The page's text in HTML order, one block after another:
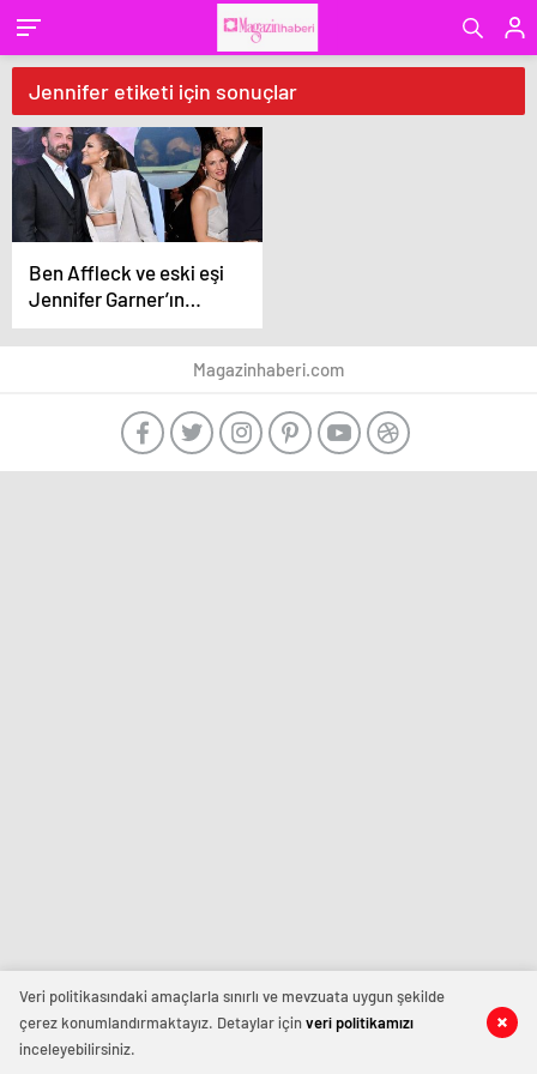
Jennifer etiketi için sonuçlar
Ben Affleck ve eski eşi
Jennifer Garner’ın
samimi anları!
Magazinhaberi.com
Veri politikasındaki amaçlarla sınırlı ve mevzuata uygun şekilde
çerez konumlandırmaktayız. Detaylar içinveri politikamızı
inceleyebilirsiniz.